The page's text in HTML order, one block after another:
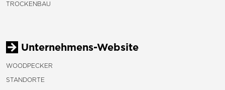
TROCKENBAU
Unternehmens-Website
WOODPECKER
STANDORTE